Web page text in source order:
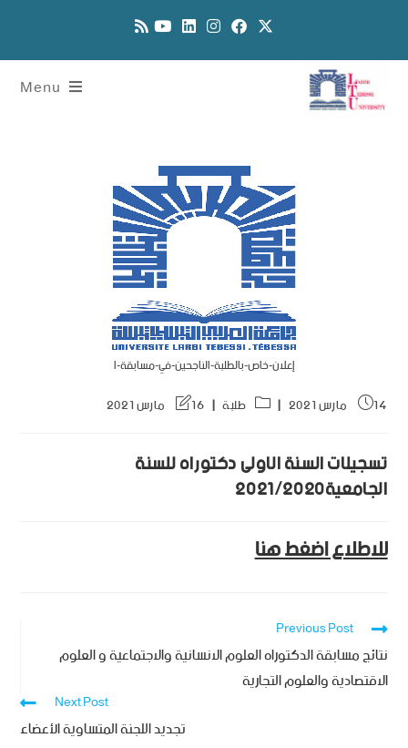
Menu
إعلان-خاص-بالطلبة-الناجحين-في-مسابقة-ا
14 مارس 2021 طلبة 16 مارس 2021
تسجيلات السنة الاولى دكتوراه للسنة
الجامعية2021/2020
للاطلاع اضغط هنا
Previous Post
نتائج مسابقة الدكتوراه العلوم الانسانية والاجتماعية و العلوم
الاقتصادية والعلوم التجارية
Next Post
تجديد اللجنة المتساوية الأعضاء